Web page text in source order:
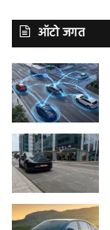
ऑटो जगत